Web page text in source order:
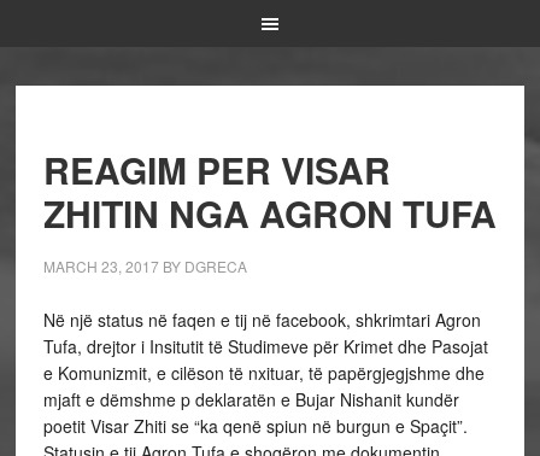
REAGIM PER VISAR
ZHITIN NGA AGRON TUFA
MARCH 23, 2017BY DGRECA
Në një status në faqen e tij në facebook, shkrimtari Agron
Tufa, drejtor i Insitutit të Studimeve për Krimet dhe Pasojat
e Komunizmit, e cilëson të nxituar, të papërgjegjshme dhe
mjaft e dëmshme p deklaratën e Bujar Nishanit kundër
poetit Visar Zhiti se “ka qenë spiun në burgun e Spaçit”.